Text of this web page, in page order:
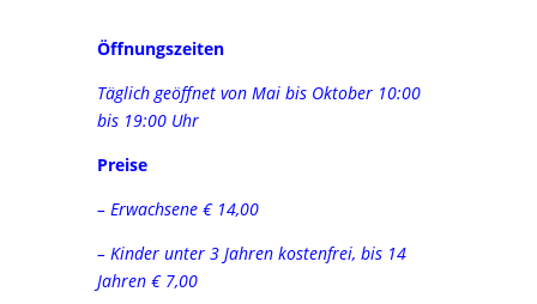
Öffnungszeiten
Täglich geöffnet von Mai bis Oktober 10:00
bis 19:00 Uhr
Preise
– Erwachsene € 14,00
– Kinder unter 3 Jahren kostenfrei, bis 14
Jahren € 7,00